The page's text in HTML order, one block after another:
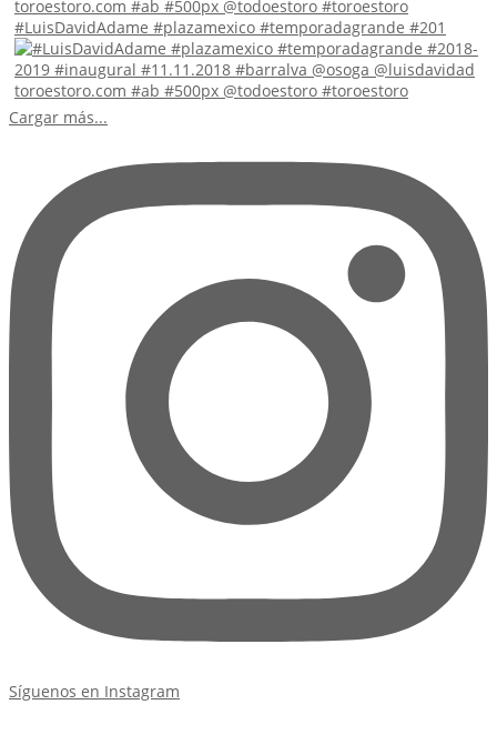
#LuisDavidAdame #plazamexico #temporadagrande #201
Cargar más...
Síguenos en Instagram